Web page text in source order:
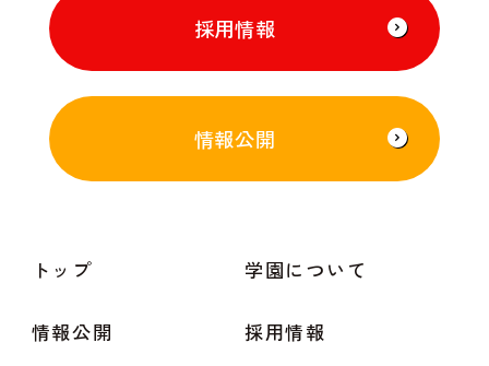
採用情報
情報公開
トップ 学園について
情報公開 採用情報